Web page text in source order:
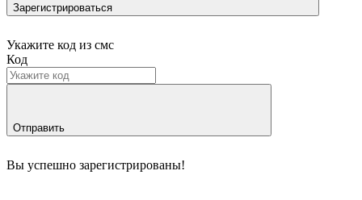
Зарегистрироваться
Укажите код из смс
Код
Отправить
Вы успешно зарегистрированы!